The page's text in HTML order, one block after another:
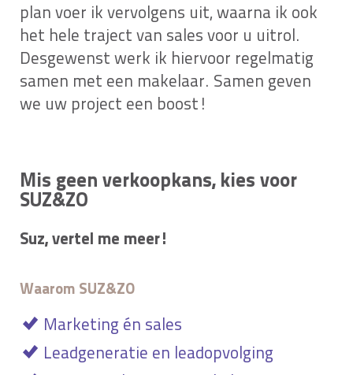
plan voer ik vervolgens uit, waarna ik ook
het hele traject van sales voor u uitrol.
Desgewenst werk ik hiervoor regelmatig
samen met een makelaar. Samen geven
we uw project een boost!
Mis geen verkoopkans, kies voor
SUZ&ZO
Suz, vertel me meer!
Waarom SUZ&ZO
Marketing én sales
Leadgeneratie en leadopvolging